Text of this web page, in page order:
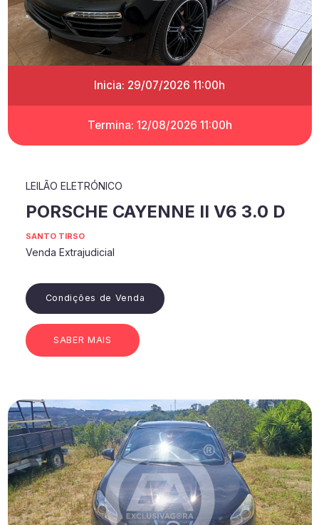
Inicia: 29/07/2026 11:00h
Termina: 12/08/2026 11:00h
LEILÃO ELETRÓNICO
PORSCHE CAYENNE II V6 3.0 D
SANTO TIRSO
Venda Extrajudicial
Condições de Venda
SABER MAIS